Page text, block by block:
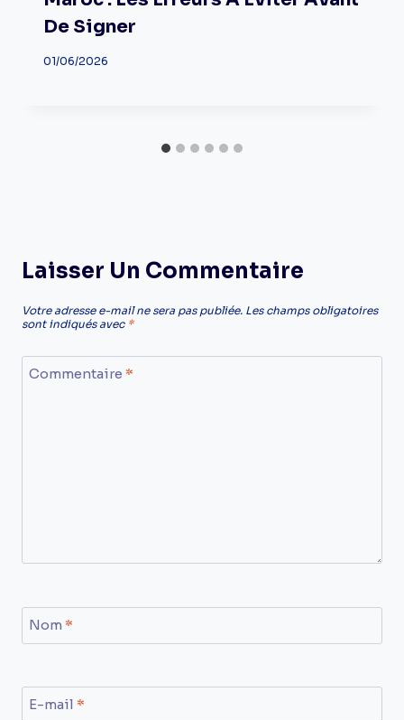
De Signer
01/06/2026
Laisser Un Commentaire
Votre adresse e-mail ne sera pas publiée. Les champs obligatoires
sont indiqués avec *
Commentaire *
Nom *
E-mail *